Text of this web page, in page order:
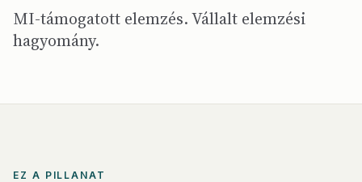
MI-támogatott elemzés. Vállalt elemzési
hagyomány.
EZ A PILLANAT